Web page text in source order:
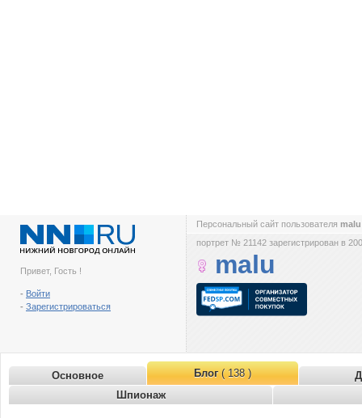
Привет, Гость !
- Войти
- Зарегистрироваться
Персональный сайт пользователя
портрет № 21142 зарегистрирован в
malu
Основное Блог( 138 )
Шпионаж